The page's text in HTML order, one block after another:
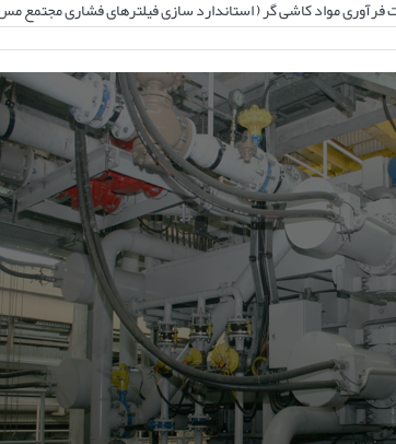
فرآوری مواد کاشی گر ( استاندارد سازی فیلترهای فشاری